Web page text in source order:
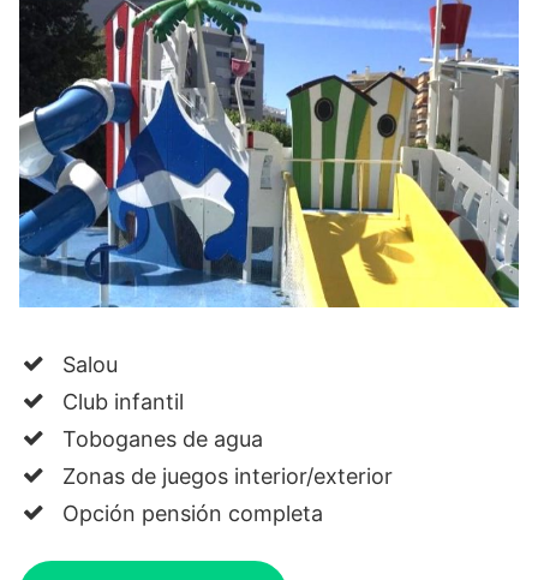
Salou
Club infantil
Toboganes de agua
Zonas de juegos interior/exterior
Opción pensión completa